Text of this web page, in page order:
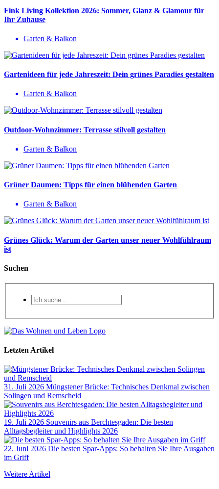
Fink Living Kollektion 2026: Sommer, Glanz & Glamour für
Ihr Zuhause
Garten & Balkon
Gartenideen für jede Jahreszeit: Dein grünes Paradies gestalten
Garten & Balkon
Outdoor-Wohnzimmer: Terrasse stilvoll gestalten
Garten & Balkon
Grüner Daumen: Tipps für einen blühenden Garten
Garten & Balkon
Grünes Glück: Warum der Garten unser neuer Wohlfühlraum
ist
Suchen
Letzten Artikel
31. Juli 2026 Müngstener Brücke: Technisches Denkmal zwischen
Solingen und Remscheid
19. Juli 2026 Souvenirs aus Berchtesgaden: Die besten
Alltagsbegleiter und Highlights 2026
22. Juni 2026 Die besten Spar-Apps: So behalten Sie Ihre Ausgaben
im Griff
Weitere Artikel